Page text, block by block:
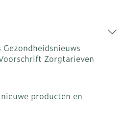
Gezondheidsnieuws
Zorgtarieven
producten en